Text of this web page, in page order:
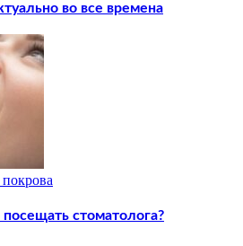
во все времена
стоматолога?